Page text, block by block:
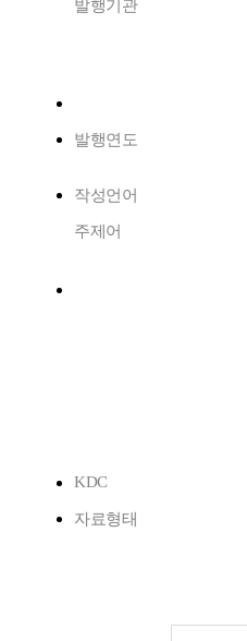
발행기관
발행연도
작성언어
주제어
KDC
자료형태